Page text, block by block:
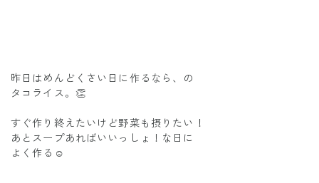
昨日はめんどくさい日に作るなら、の
タコライス。👏
すぐ作り終えたいけど野菜も摂りたい！
あとスープあればいいっしょ！な日に
よく作る☺︎